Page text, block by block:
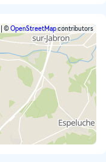
©OpenStreetMapcontributors